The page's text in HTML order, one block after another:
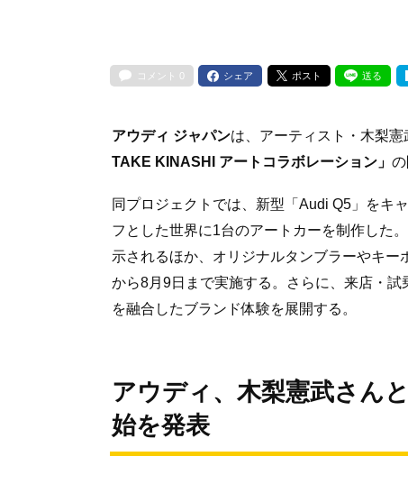
コメント 0 シェア ポスト 送る
アウディ ジャパンは、アーティスト・木梨
TAKE KINASHI アートコラボレーション」 の
同プロジェクトでは、新型「Audi Q5」をキ
フとした世界に1台のアートカーを制作した
示されるほか、オリジナルタンブラーやキ
から8月9日まで実施する。さらに、来店・
を融合したブランド体験を展開する。
アウディ、木梨憲武さん
始を発表